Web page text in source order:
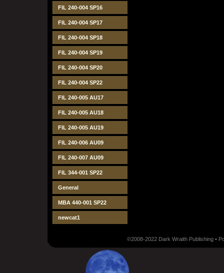
FIL 240-004 SP16
FIL 240-004 SP17
FIL 240-004 SP18
FIL 240-004 SP19
FIL 240-004 SP20
FIL 240-004 SP22
FIL 240-005 AU17
FIL 240-005 AU18
FIL 240-005 AU19
FIL 240-006 AU09
FIL 240-007 AU09
FIL 344-001 SP22
General
MBA 440-001 SP22
newcat1
©2008-2022 Dark Wraith Publishing •